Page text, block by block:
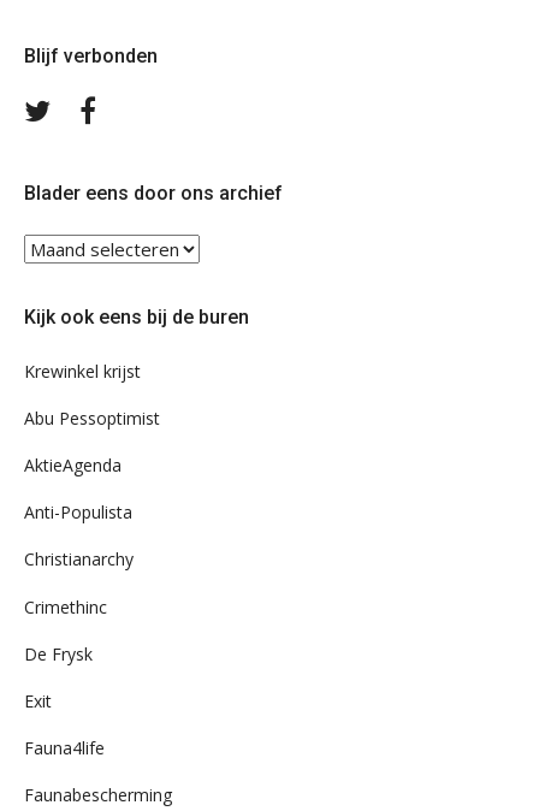
Blijf verbonden
Volg
Blader eens door ons archief
Blader
eens
ons
Kijk ook eens bij de buren
Krewinkel krijst
Abu Pessoptimist
AktieAgenda
Anti-Populista
Christianarchy
Crimethinc
De Frysk
Exit
Fauna4life
Faunabescherming